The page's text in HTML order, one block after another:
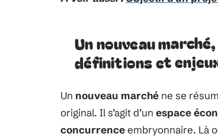
Un nouveau
définitions et
Un nouveau marché ne se
original. Il s’agit d’un espace
concurrenceembryonnaire. Là